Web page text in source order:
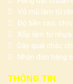
Vỏ mũ làm từ
Độ bền cao,
Xốp làm từ
Dây quai chắc
Nhận đơn hàng
THÔNG TIN